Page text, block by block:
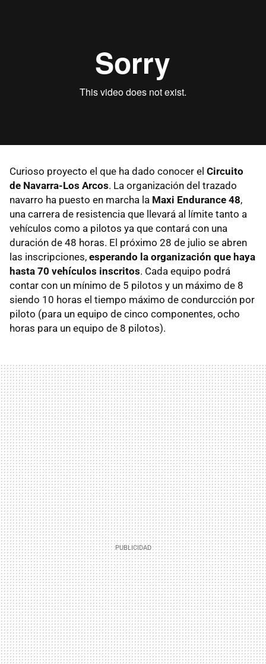
Curioso proyecto el que ha dado conocer el Circuito
de Navarra-Los Arcos. La organización del trazado
navarro ha puesto en marcha la Maxi Endurance 48,
una carrera de resistencia que llevará al límite tanto a
vehículos como a pilotos ya que contará con una
duración de 48 horas. El próximo 28 de julio se abren
las inscripciones, esperando la organización que haya
hasta 70 vehículos inscritos. Cada equipo podrá
contar con un mínimo de 5 pilotos y un máximo de 8
siendo 10 horas el tiempo máximo de condurcción por
piloto (para un equipo de cinco componentes, ocho
horas para un equipo de 8 pilotos).